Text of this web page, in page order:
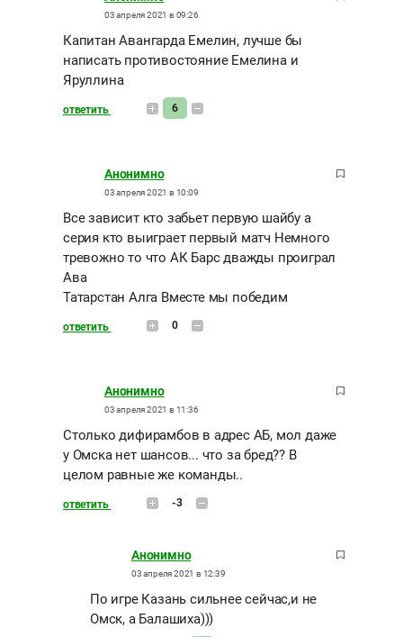
03 апреля 2021 в 09:26
Капитан Авангарда Емелин, лучше бы
написать противостояние Емелина и
Яруллина
ответить 6
Анонимно
03 апреля 2021 в 10:09
Все зависит кто забьет первую шайбу а
серия кто выиграет первый матч Немного
тревожно то что АК Барс дважды проиграл
Ава
Татарстан Алга Вместе мы победим
ответить 0
Анонимно
03 апреля 2021 в 11:36
Столько дифирамбов в адрес АБ, мол даже
у Омска нет шансов... что за бред?? В
целом равные же команды..
ответить -3
Анонимно
03 апреля 2021 в 12:39
По игре Казань сильнее сейчас,и не
Омск, а Балашиха)))